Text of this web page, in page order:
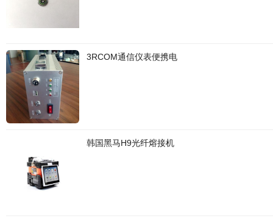
3RCOM通信仪表便携电
韩国黑马H9光纤熔接机